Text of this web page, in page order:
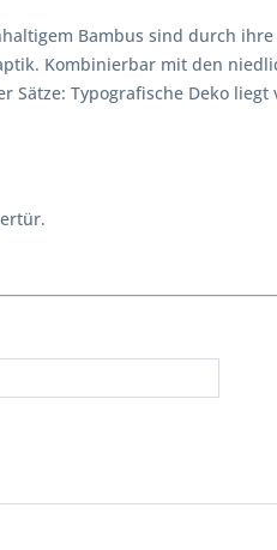
Bambus sind durch
Kombinierbar mit den
Sätze: Typografische Deko liegt